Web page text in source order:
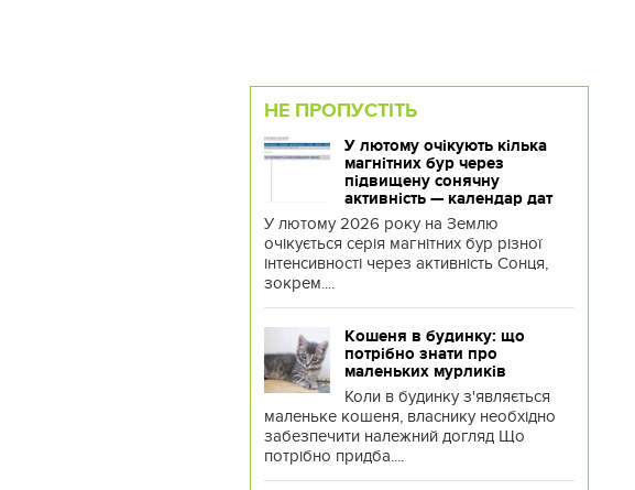
НЕ ПРОПУСТІТЬ
У лютому очікують кілька
магнітних бур через
підвищену сонячну
активність — календар дат
У лютому 2026 року на Землю
очікується серія магнітних бур різної
інтенсивності через активність Сонця,
зокрем....
Кошеня в будинку: що
потрібно знати про
маленьких мурликів
Коли в будинку з'являється
маленьке кошеня, власнику необхідно
забезпечити належний догляд Що
потрібно придба....